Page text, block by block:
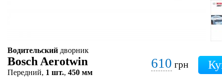
Водительский дворник
Bosch Aerotwin
Передний, 1 шт., 450 мм
610 грн